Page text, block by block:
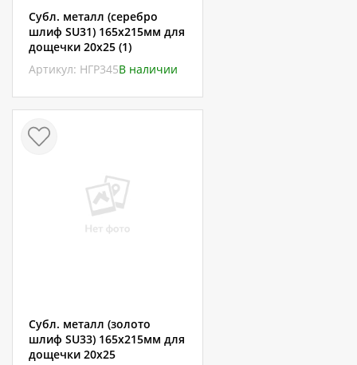
Субл. металл (серебро
шлиф SU31) 165х215мм для
дощечки 20х25 (1)
Артикул: НГР345В наличии
Субл. металл (золото
шлиф SU33) 165х215мм для
дощечки 20х25